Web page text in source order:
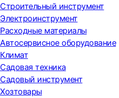
Строительный инструмент
Электроинструмент
Расходные материалы
Автосервисное оборудование
Климат
Садовая техника
Садовый инструмент
Хозтовары